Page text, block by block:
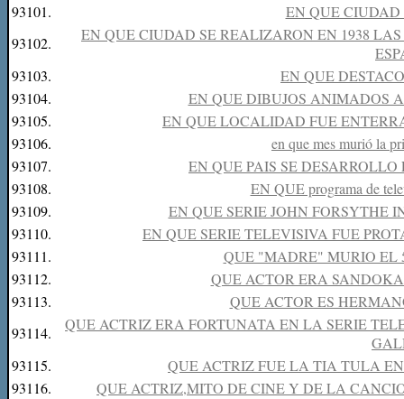
93101.
EN QUE
93102.
EN QUE CIUDAD SE REALIZARON EN 1938
93103.
EN QUE
93104.
EN QUE DIBUJOS ANIMADOS
93105.
EN QUE LOCALIDAD FUE
93106.
en que mes murió la
93107.
EN QUE PAIS SE
93108.
EN QUE programa de
93109.
EN QUE SERIE JOHN FORSYTHE
93110.
EN QUE SERIE TELEVISIVA FUE
93111.
QUE "MADRE" MURIO EL
93112.
QUE ACTOR ERA
93113.
QUE ACTOR ES
93114.
QUE ACTRIZ ERA FORTUNATA EN LA SERIE
93115.
QUE ACTRIZ FUE LA TIA TULA
93116.
QUE ACTRIZ,MITO DE CINE Y DE LA